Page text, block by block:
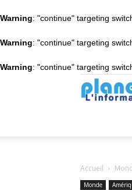
Warning: "continue" targeting
Warning: "continue" targeting
Warning: "continue" targeting
Accueil
Monde